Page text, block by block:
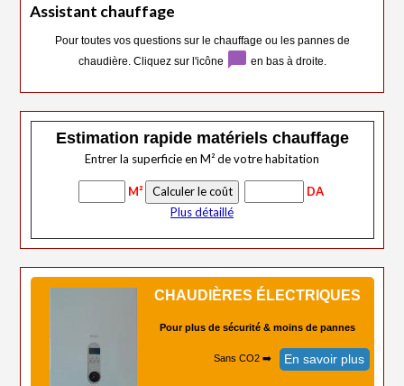
Assistant chauffage
Pour toutes vos questions sur le chauffage ou les pannes de
chaudière. Cliquez sur l'icône
chat_bubble en bas à droite.
Estimation rapide matériels chauffage
Entrer la superficie en M² de votre habitation
M²
DA
Plus détaillé
CHAUDIÈRES ÉLECTRIQUES
Pour plus de sécurité & moins de pannes
Sans CO2 ➡️ En savoir plus